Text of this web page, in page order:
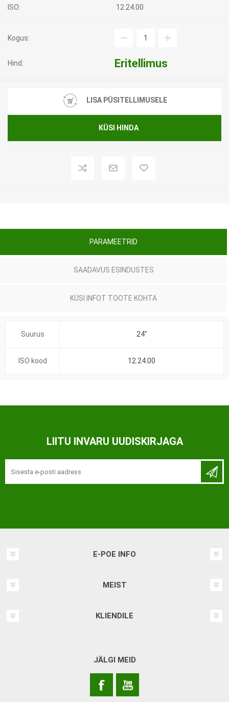
ISO: 12.24.00
Kogus:
Hind: Eritellimus
LISA PÜSITELLIMUSELE
KÜSI HINDA
PARAMEETRID
SAADAVUS ESINDUSTES
KÜSI INFOT TOOTE KOHTA
Suurus 24"
ISO kood 12.24.00
LIITU INVARU UUDISKIRJAGA
E-POE INFO
MEIST
KLIENDILE
JÄLGI MEID